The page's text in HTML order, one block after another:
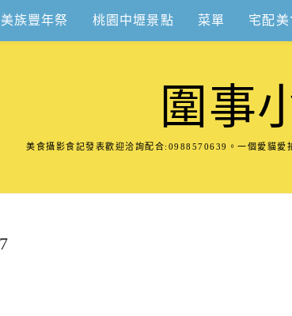
族豐年祭 桃園中壢景點 菜單 宅配美
圍事
美食攝影食記發表歡迎洽詢配合:0988570639。一個愛貓愛